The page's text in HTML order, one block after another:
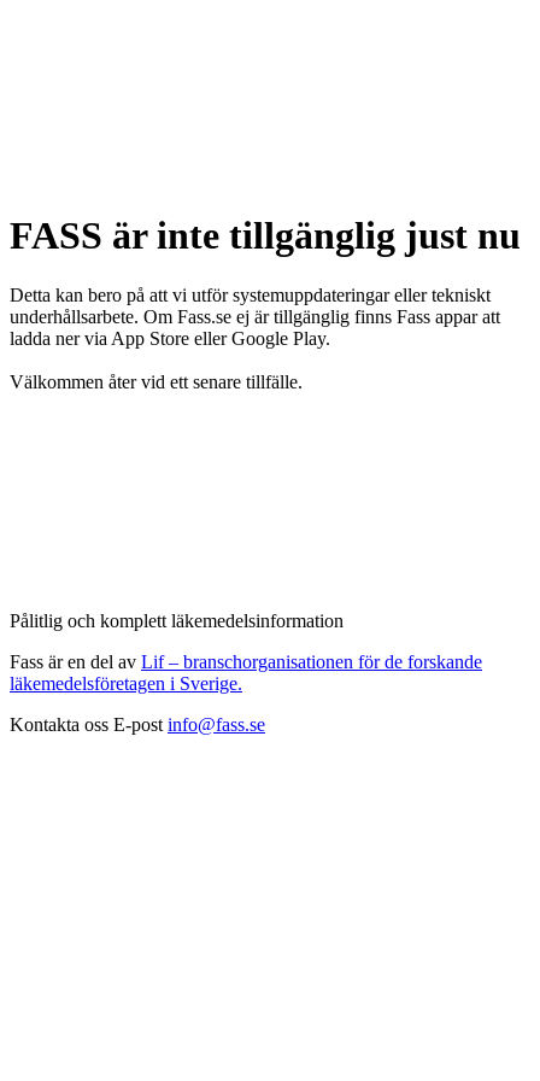
FASS är inte tillgänglig just nu
Detta kan bero på att vi utför systemuppdateringar eller tekniskt
underhållsarbete. Om Fass.se ej är tillgänglig finns Fass appar att
ladda ner via App Store eller Google Play.
Välkommen åter vid ett senare tillfälle.
Pålitlig och komplett läkemedelsinformation
Fass är en del av Lif – branschorganisationen för de forskande
läkemedelsföretagen i Sverige.
Kontakta oss E-post info@fass.se